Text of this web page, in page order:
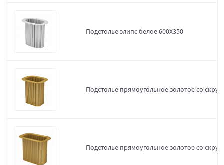
Подстолье элипс белое 600Х350
Подстолье прямоугольное золотое со
Подстолье прямоугольное золотое со